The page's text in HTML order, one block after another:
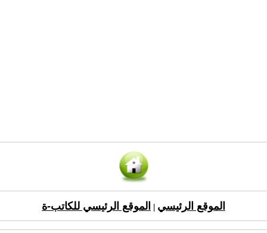
الموقع الرئيسي الموقع الرئيسي للكاتب-ة